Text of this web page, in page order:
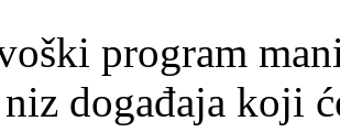
program
događaja koji